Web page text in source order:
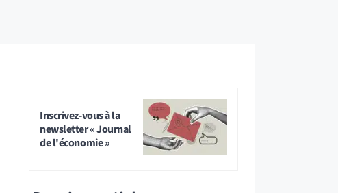
Inscrivez-vous à la
newsletter « Journal
de l'économie »